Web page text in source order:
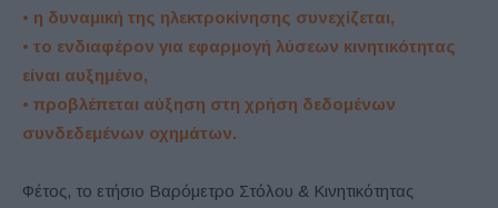
• η δυναμική της ηλεκτροκίνησης συνεχίζεται,
• το ενδιαφέρον για εφαρμογή λύσεων κινητικότητας
είναι αυξημένο,
• προβλέπεται αύξηση στη χρήση δεδομένων
συνδεδεμένων οχημάτων.
Φέτος, το ετήσιο Βαρόμετρο Στόλου & Κινητικότητας